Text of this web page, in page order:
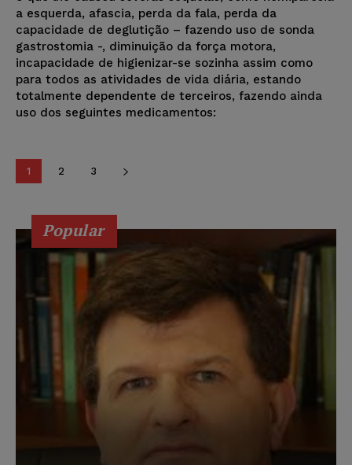
a esquerda, afascia, perda da fala, perda da
capacidade de deglutição – fazendo uso de sonda
gastrostomia -, diminuição da força motora,
incapacidade de higienizar-se sozinha assim como
para todos as atividades de vida diária, estando
totalmente dependente de terceiros, fazendo ainda
uso dos seguintes medicamentos:
1 2 3
Popular